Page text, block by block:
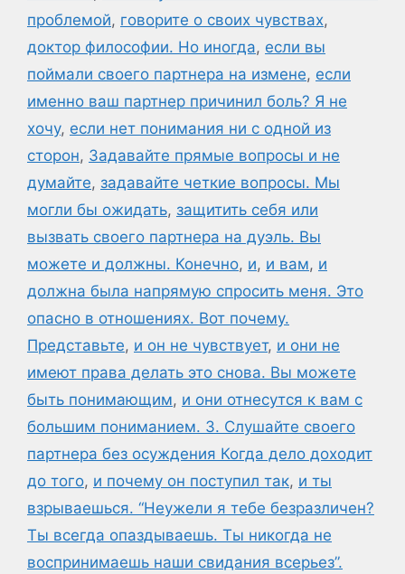
проблемой, говорите о своих чувствах,
доктор философии. Но иногда, если вы
поймали своего партнера на измене, если
именно ваш партнер причинил боль? Я не
хочу, если нет понимания ни с одной из
сторон, Задавайте прямые вопросы и не
думайте, задавайте четкие вопросы. Мы
могли бы ожидать, защитить себя или
вызвать своего партнера на дуэль. Вы
можете и должны. Конечно, и, и вам, и
должна была напрямую спросить меня. Это
опасно в отношениях. Вот почему.
Представьте, и он не чувствует, и они не
имеют права делать это снова. Вы можете
быть понимающим, и они отнесутся к вам с
большим пониманием. 3. Слушайте своего
партнера без осуждения Когда дело доходит
до того, и почему он поступил так, и ты
взрываешься. “Неужели я тебе безразличен?
Ты всегда опаздываешь. Ты никогда не
воспринимаешь наши свидания всерьез”.